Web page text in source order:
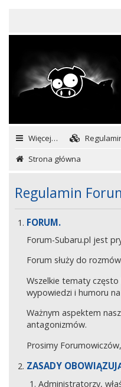
Więcej…
Strona główna
Regulamin
FORUM.
Forum-Subaru.pl jest
Forum służy do
Wszelkie tematy
wypowiedzi i humoru
Ważnym aspektem
antagonizmów.
Prosimy
ZASADY
Administratorzy,